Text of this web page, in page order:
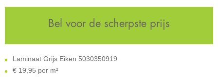
Bel voor de scherpste prijs
Laminaat Grijs Eiken 5030350919
€ 19,95 per m²